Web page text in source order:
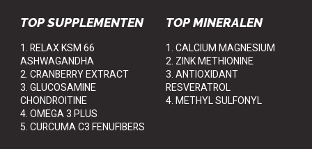
TOP SUPPLEMENTEN
1. RELAX KSM 66
ASHWAGANDHA
2. CRANBERRY EXTRACT
3. GLUCOSAMINE
CHONDROITINE
4. OMEGA 3 PLUS
5. CURCUMA C3 FENUFIBERS
TOP MINERALEN
1. CALCIUM MAGNESIUM
2. ZINK METHIONINE
3. ANTIOXIDANT
RESVERATROL
4. METHYL SULFONYL